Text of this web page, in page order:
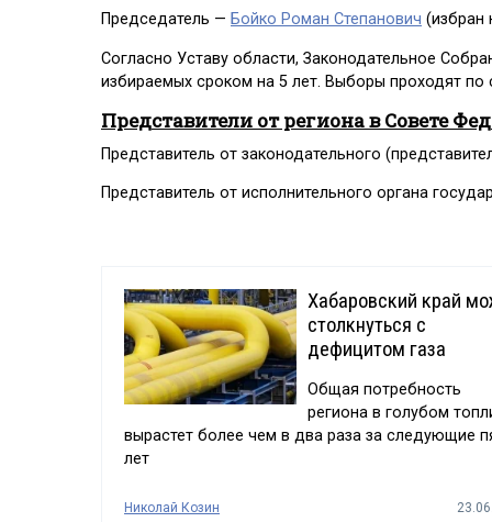
Председатель — Бойко Роман Степанович (избран
Согласно Уставу области, Законодательное
избираемых сроком на 5 лет. Выборы проходят по
Представители от региона в Совете
Представитель от законодательного
Представитель от исполнительного органа
Хабаровский край
столкнуться с
дефицитом газа
Общая потребность
региона в голубом
вырастет более чем в два раза за следующие
лет
Николай Козин